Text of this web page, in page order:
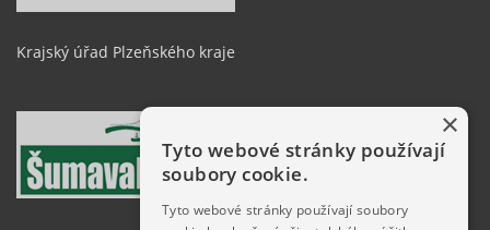
Krajský úřad Plzeňského kraje
×
Tyto webové stránky používají
soubory cookie.
Tyto webové stránky používají soubory